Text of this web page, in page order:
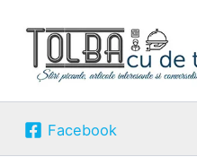
content
Facebook